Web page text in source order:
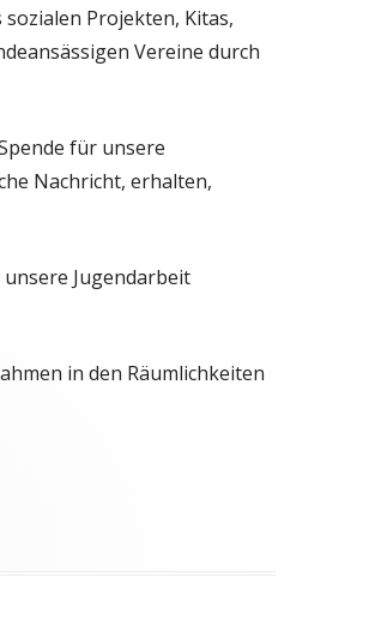
sozialen Projekten, Kitas,
Vereine durch
für unsere
Nachricht, erhalten,
Jugendarbeit
in den Räumlichkeiten
SoKa: 300, – EUR für unsere Jugendarbeit